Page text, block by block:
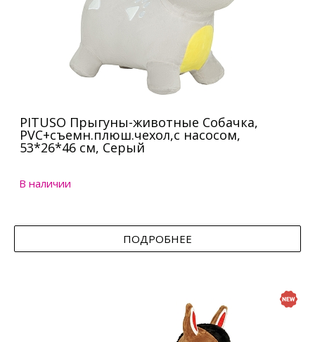
PITUSO Прыгуны-животные Собачка,
PVC+съемн.плюш.чехол,с насосом,
53*26*46 см, Серый
В наличии
ПОДРОБНЕЕ